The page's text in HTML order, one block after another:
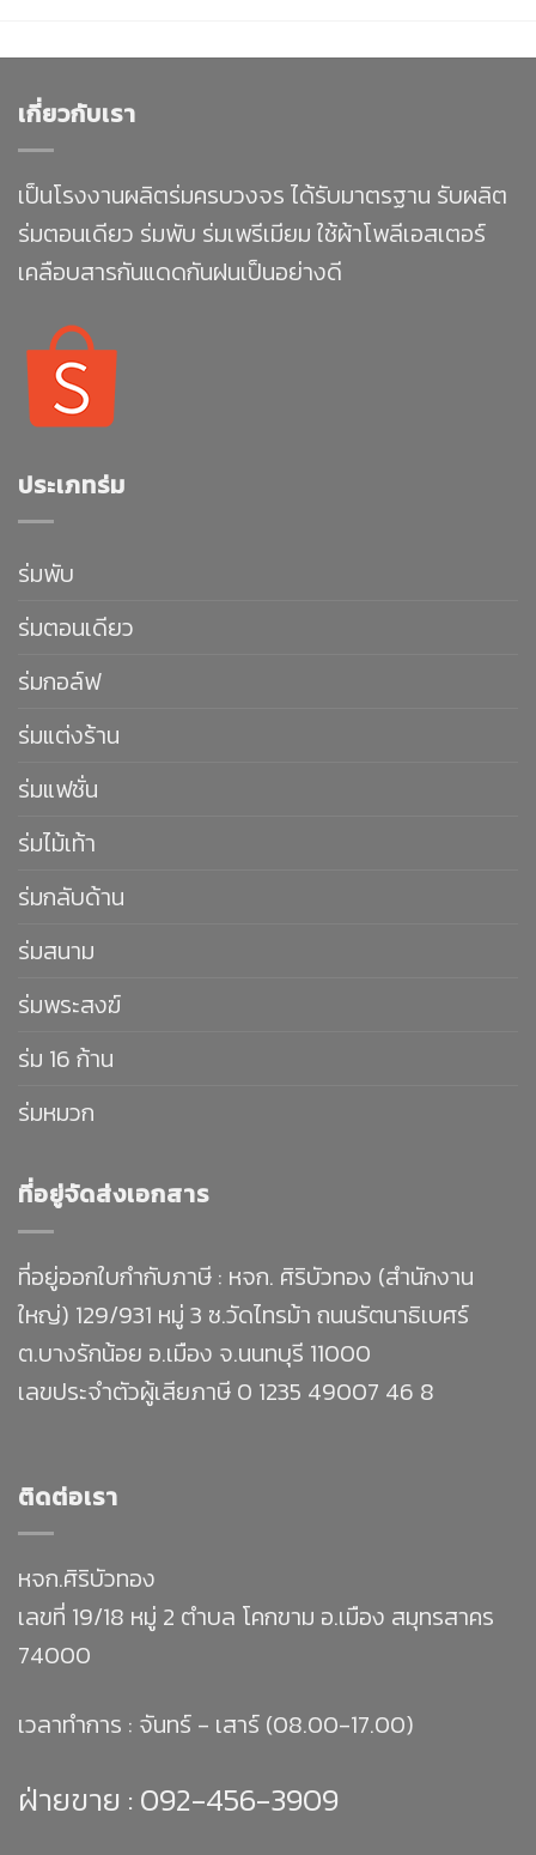
เกี่ยวกับเรา
เป็นโรงงานผลิตร่มครบวงจร ได้รับมาตรฐาน รับผลิต
ร่มตอนเดียว ร่มพับ ร่มเพรีเมียม ใช้ผ้าโพลีเอสเตอร์
เคลือบสารกันแดดกันฝนเป็นอย่างดี
ประเภทร่ม
ร่มพับ
ร่มตอนเดียว
ร่มกอล์ฟ
ร่มแต่งร้าน
ร่มแฟชั่น
ร่มไม้เท้า
ร่มกลับด้าน
ร่มสนาม
ร่มพระสงฆ์
ร่ม 16 ก้าน
ร่มหมวก
ที่อยู่จัดส่งเอกสาร
ที่อยู่ออกใบกำกับภาษี : หจก. ศิริบัวทอง (สำนักงาน
ใหญ่) 129/931 หมู่ 3 ซ.วัดไทรม้า ถนนรัตนาธิเบศร์
ต.บางรักน้อย อ.เมือง จ.นนทบุรี 11000
เลขประจำตัวผู้เสียภาษี 0 1235 49007 46 8
ติดต่อเรา
หจก.ศิริบัวทอง
เลขที่ 19/18 หมู่ 2 ตำบล โคกขาม อ.เมือง สมุทรสาคร
74000
เวลาทำการ : จันทร์ - เสาร์ (08.00-17.00)
ฝ่ายขาย : 092-456-3909